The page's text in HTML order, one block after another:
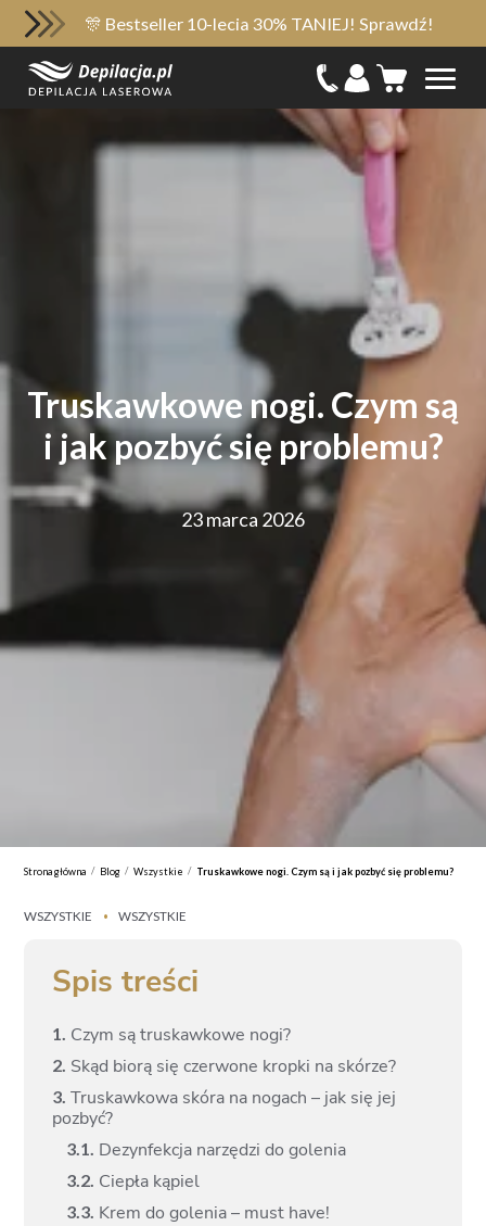
🎊 Bestseller 10-lecia 30% TANIEJ! Sprawdź!
Truskawkowe nogi. Czym są
i jak pozbyć się problemu?
23 marca 2026
Strona główna / Blog / Wszystkie / Truskawkowe nogi. Czym są i jak pozbyć się problemu?
WSZYSTKIE • WSZYSTKIE
Spis treści
1. Czym są truskawkowe nogi?
2. Skąd biorą się czerwone kropki na skórze?
3. Truskawkowa skóra na nogach – jak się jej
pozbyć?
3. 1. Dezynfekcja narzędzi do golenia
3. 2. Ciepła kąpiel
3. 3. Krem do golenia – must have!